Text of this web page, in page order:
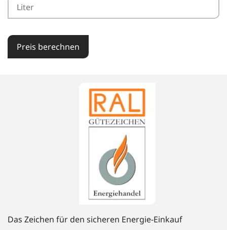
Preis berechnen
Das Zeichen für den sicheren Energie-Einkauf